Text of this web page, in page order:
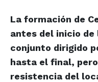
La formación de
antes del inicio de
conjunto dirigido
hasta el final,
resistencia del